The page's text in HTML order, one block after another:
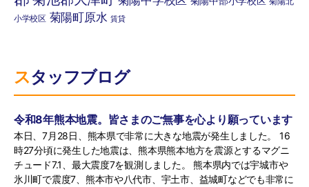
小学校区 菊陽町原水 賃貸
スタッフブログ
令和8年熊本地震。皆さまのご無事を心より願っています
本日、7月28日、熊本県で非常に大きな地震が発生しました。 16
時27分頃に発生した地震は、熊本県熊本地方を震源とするマグニ
チュード7.1、最大震度7を観測しました。 熊本県内では宇城市や
氷川町で震度7、熊本市や八代市、宇土市、益城町などでも非常に